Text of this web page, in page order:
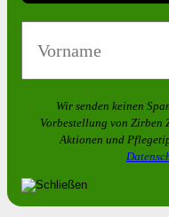
Wir senden keinen
Vorbestellung von Zirben
Aktionen und